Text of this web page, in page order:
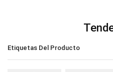
Etiquetas Del Producto